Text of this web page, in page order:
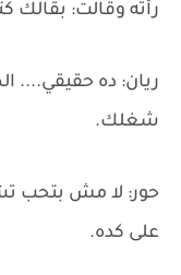
رأته وقالت: بقالك
ريان: ده
شغلك.
حور: لا مش بتحب
على كده.